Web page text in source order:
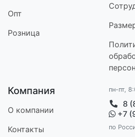
Опт
Розница
Компания
О компании
Контакты
пн-пт,
8
+7
по